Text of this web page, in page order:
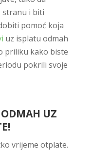
stranu i biti
pomoć koja
uz isplatu odmah
priliku kako biste
pokrili svoje
UZ
vrijeme otplate.